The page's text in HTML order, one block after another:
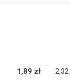
1,89 zł 2,32